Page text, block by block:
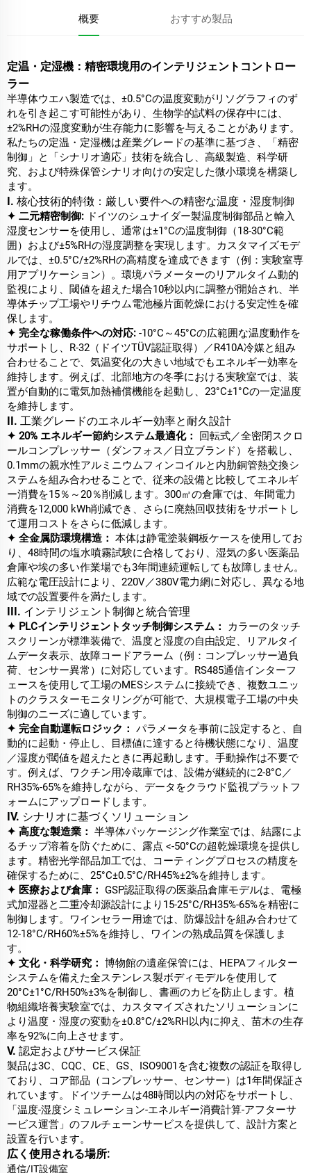
概要 おすすめ製品
定温・定湿機：精密環境用のインテリジェントコントロー
ラー
半導体ウエハ製造では、±0.5°Cの温度変動がリソグラフィのず
れを引き起こす可能性があり、生物学的試料の保存中には、
±2%RHの湿度変動が生存能力に影響を与えることがあります。
私たちの定温・定湿機は産業グレードの基準に基づき、「精密
制御」と「シナリオ適応」技術を統合し、高級製造、科学研
究、および特殊保管シナリオ向けの安定した微小環境を構築し
ます。
I. 核心技術的特徴：厳しい要件への精密な温度・湿度制御
✦ 二元精密制御: ドイツのシュナイダー製温度制御部品と輸入
湿度センサーを使用し、通常は±1°Cの温度制御（18-30°C範
囲）および±5%RHの湿度調整を実現します。カスタマイズモデ
ルでは、±0.5°C/±2%RHの高精度を達成できます（例：実験室専
用アプリケーション）。環境パラメーターのリアルタイム動的
監視により、閾値を超えた場合10秒以内に調整が開始され、半
導体チップ工場やリチウム電池極片面乾燥における安定性を確
保します。
✦ 完全な稼働条件への対応: -10°C～45°Cの広範囲な温度動作を
サポートし、R-32（ドイツTÜV認証取得）／R410A冷媒と組み
合わせることで、気温変化の大きい地域でもエネルギー効率を
維持します。例えば、北部地方の冬季における実験室では、装
置が自動的に電気加熱補償機能を起動し、23°C±1°Cの一定温度
を維持します。
II. 工業グレードのエネルギー効率と耐久設計
✦ 20% エネルギー節約システム最適化：
回転式／全密閉スクロ
ールコンプレッサー（ダンフォス／日立ブランド）を搭載し、
0.1mmの親水性アルミニウムフィンコイルと内肋銅管熱交換シ
ステムを組み合わせることで、従来の設備と比較してエネルギ
ー消費を15％～20％削減します。300㎡の倉庫では、年間電力
消費を12,000 kWh削減でき、さらに廃熱回収技術をサポートし
て運用コストをさらに低減します。
✦ 全金属防環境構造： 本体は静電塗装鋼板ケースを使用してお
り、48時間の塩水噴霧試験に合格しており、湿気の多い医薬品
倉庫や埃の多い作業場でも3年間連続運転しても故障しません。
広範な電圧設計により、220V／380V電力網に対応し、異なる地
域での設置要件を満たします。
III. インテリジェント制御と統合管理
✦ PLCインテリジェントタッチ制御システム：
カラーのタッチ
スクリーンが標準装備で、温度と湿度の自由設定、リアルタイ
ムデータ表示、故障コードアラーム（例：コンプレッサー過負
荷、センサー異常）に対応しています。RS485通信インターフ
ェースを使用して工場のMESシステムに接続でき、複数ユニッ
トのクラスターモニタリングが可能で、大規模電子工場の中央
制御のニーズに適しています。
✦ 完全自動運転ロジック： パラメータを事前に設定すると、自
動的に起動・停止し、目標値に達すると待機状態になり、温度
／湿度が閾値を超えたときに再起動します。手動操作は不要で
す。例えば、ワクチン用冷蔵庫では、設備が継続的に2-8°C／
RH35%-65%を維持しながら、データをクラウド監視プラットフ
ォームにアップロードします。
IV. シナリオに基づくソリューション
✦ 高度な製造業： 半導体パッケージング作業室では、結露によ
るチップ溶着を防ぐために、露点 <-50°Cの超乾燥環境を提供し
ます。精密光学部品加工では、コーティングプロセスの精度を
確保するために、25°C±0.5°C/RH45%±2%を維持します。
✦ 医療および倉庫： GSP認証取得の医薬品倉庫モデルは、電極
式加湿器と二重冷却源設計により15-25°C/RH35%-65%を精密に
制御します。ワインセラー用途では、防爆設計を組み合わせて
12-18°C/RH60%±5%を維持し、ワインの熟成品質を保護しま
す。
✦ 文化・科学研究： 博物館の遺産保管には、HEPAフィルター
システムを備えた全ステンレス製ボディモデルを使用して
20°C±1°C/RH50%±3%を制御し、書画のカビを防止します。植
物組織培養実験室では、カスタマイズされたソリューションに
より温度・湿度の変動を±0.8°C/±2%RH以内に抑え、苗木の生存
率を92%に向上させます。
V. 認定およびサービス保証
製品は3C、CQC、CE、GS、ISO9001を含む複数の認証を取得し
ており、コア部品（コンプレッサー、センサー）は1年間保証さ
れています。ドイツチームは48時間以内の対応をサポートし、
「温度-湿度シミュレーション-エネルギー消費計算-アフターサ
ービス運営」のフルチェーンサービスを提供して、設計方案と
設置を行います。
広く使用される場所:
通信/IT設備室